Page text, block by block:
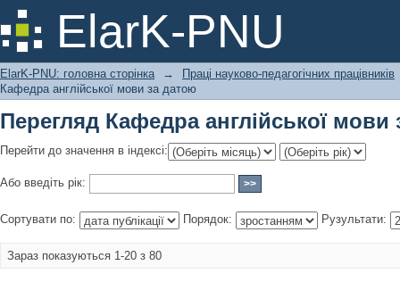
ElarK-PNU
Перегляд Кафедра англійської
ElarK-PNU: головна сторінка →
Праці науково-педагогічних працівників
Кафедра англійської мови за датою
Перегляд Кафедра англійської мови
Перейти до значення в індексі:
Або введіть рік:
Сортувати по: Порядок: Рузультати:
Зараз показуються 1-20 з 80